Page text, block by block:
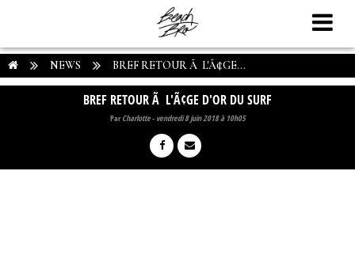
NEWS BREF RETOUR Ã L'Ã¢GE...
BREF RETOUR Ã L'Ã¢GE D'OR DU SURF
ParCharlotte- vendredi 8 juin 2018 à 10h05